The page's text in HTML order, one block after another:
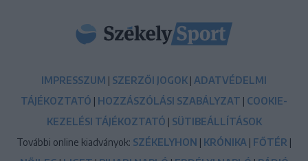
IMPRESSZUM | SZERZŐI JOGOK | ADATVÉDELMI
TÁJÉKOZTATÓ | HOZZÁSZÓLÁSI SZABÁLYZAT | COOKIE-
KEZELÉSI TÁJÉKOZTATÓ | SÜTIBEÁLLÍTÁSOK
További online kiadványok: SZÉKELYHON | KRÓNIKA | FŐTÉR |